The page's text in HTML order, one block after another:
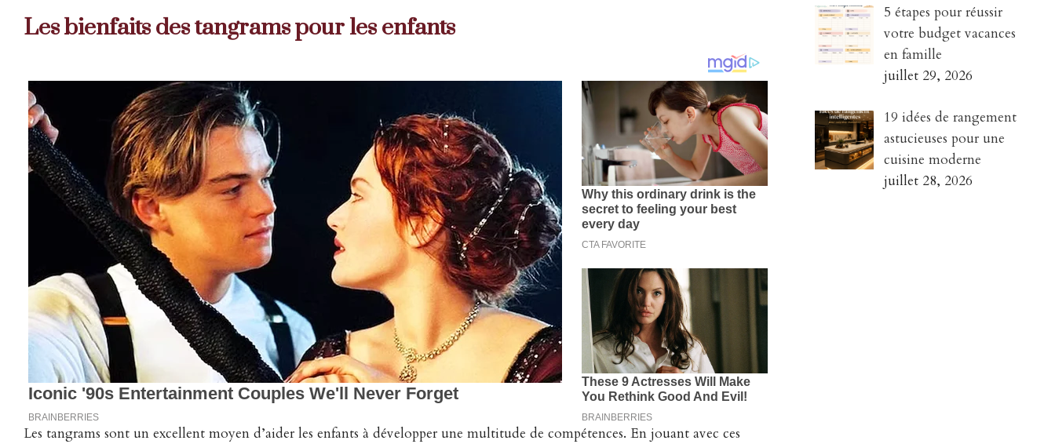
Les bienfaits des tangrams pour les enfants
Les tangrams sont un excellent moyen d’aider les enfants à développer une multitude de compétences. En jouant avec ces
5 étapes pour réussir
votre budget vacances
en famille
juillet 29, 2026
19 idées de rangement
astucieuses pour une
cuisine moderne
juillet 28, 2026